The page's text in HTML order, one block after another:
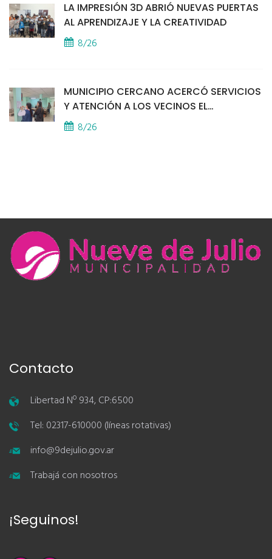
LA IMPRESIÓN 3D ABRIÓ NUEVAS PUERTAS
AL APRENDIZAJE Y LA CREATIVIDAD
8/26
MUNICIPIO CERCANO ACERCÓ SERVICIOS
Y ATENCIÓN A LOS VECINOS EL
PROVINCIAL
8/26
Contacto
Libertad Nº 934, CP:6500
Tel: 02317-610000 (líneas rotativas)
info@9dejulio.gov.ar
Trabajá con nosotros
¡Seguinos!